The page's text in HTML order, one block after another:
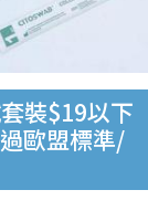
裝$19以下
歐盟標準/